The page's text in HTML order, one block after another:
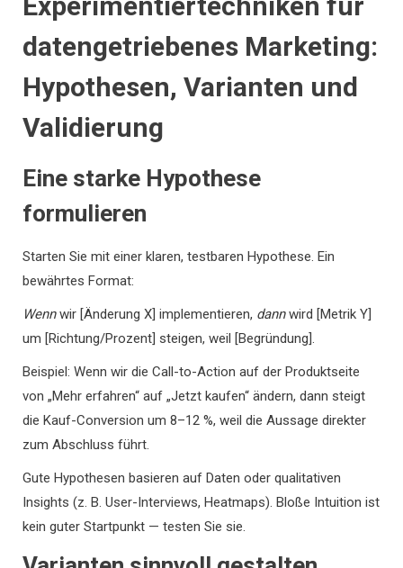
datengetriebenes Marketing:
Hypothesen, Varianten und
Validierung
Eine starke Hypothese
formulieren
Starten Sie mit einer klaren, testbaren Hypothese. Ein
bewährtes Format:
Wennwir [Änderung X] implementieren, dannwird [Metrik Y]
um [Richtung/Prozent] steigen, weil [Begründung].
Beispiel: Wenn wir die Call-to-Action auf der Produktseite
von „Mehr erfahren“ auf „Jetzt kaufen“ ändern, dann steigt
die Kauf-Conversion um 8–12 %, weil die Aussage direkter
zum Abschluss führt.
Gute Hypothesen basieren auf Daten oder qualitativen
Insights (z. B. User-Interviews, Heatmaps). Bloße Intuition ist
kein guter Startpunkt — testen Sie sie.